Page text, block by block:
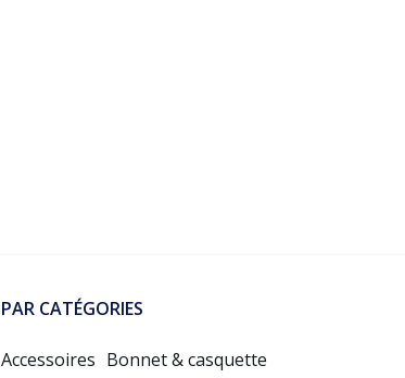
PAR CATÉGORIES
Accessoires Bonnet & casquette